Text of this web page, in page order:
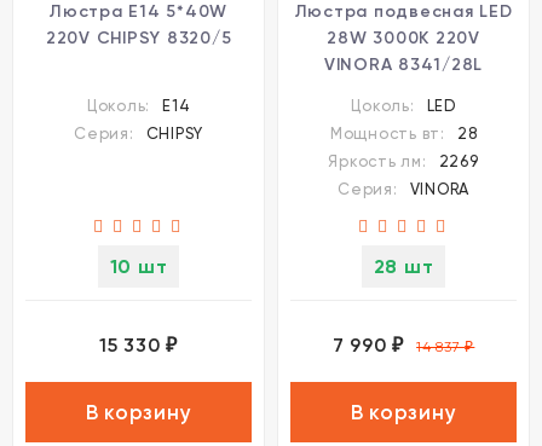
Люстра E14 5*40W
220V CHIPSY 8320/5
Цоколь:
E14
Серия:
CHIPSY
10 шт
15 330₽
В корзину
Люстра подвесная LED
28W 3000K 220V
VINORA 8341/28L
Цоколь:
LED
Мощность вт:
28
Яркость лм:
2269
Серия:
VINORA
28 шт
7 990₽ 14 837₽
В корзину